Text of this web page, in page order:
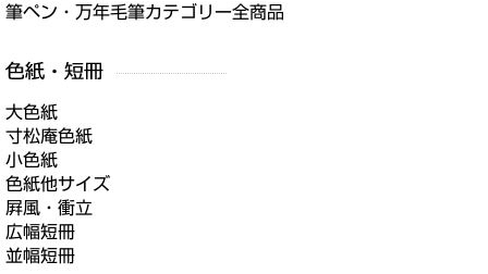
筆ペン・万年毛筆カテゴリー全商品
大色紙
寸松庵色紙
小色紙
色紙他サイズ
屛風・衝立
広幅短冊
並幅短冊